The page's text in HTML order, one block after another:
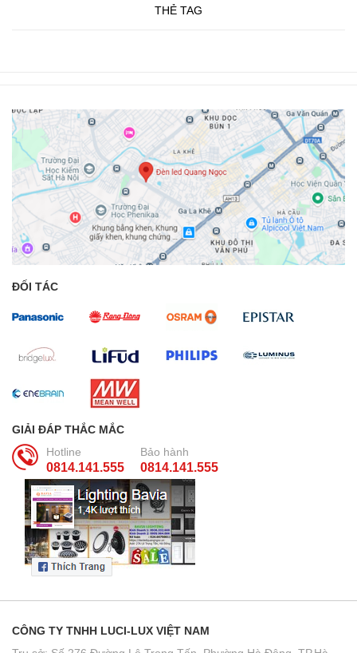
THẺ TAG
ĐỐI TÁC
GIẢI ĐÁP THẮC MẮC
Hotline
0814.141.555
Bảo hành
0814.141.555
CÔNG TY TNHH LUCI-LUX VIỆT NAM